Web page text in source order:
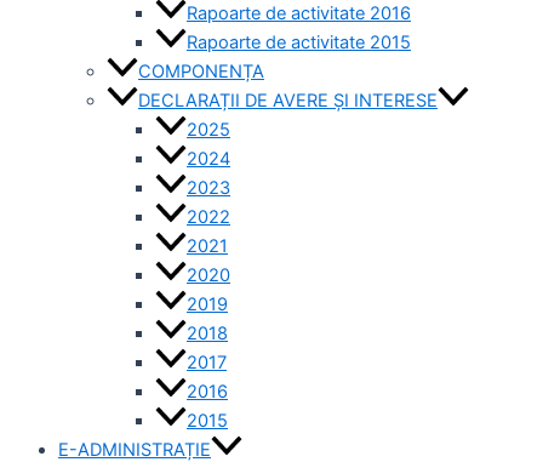
Rapoarte de activitate 2016
Rapoarte de activitate 2015
COMPONENȚA
DECLARAȚII DE AVERE ȘI INTERESE
2025
2024
2023
2022
2021
2020
2019
2018
2017
2016
2015
E-ADMINISTRAȚIE